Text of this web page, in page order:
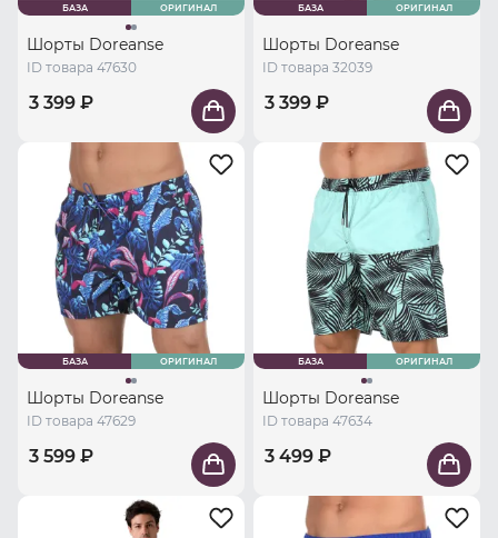
БАЗА ОРИГИНАЛ
Шорты Doreanse
ID товара 47630
3 399 ₽
БАЗА ОРИГИНАЛ
Шорты Doreanse
ID товара 32039
3 399 ₽
БАЗА ОРИГИНАЛ
Шорты Doreanse
ID товара 47629
3 599 ₽
БАЗА ОРИГИНАЛ
Шорты Doreanse
ID товара 47634
3 499 ₽